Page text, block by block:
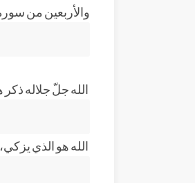
والأربعين من
الله جلّ جلاله
الله هو الذي